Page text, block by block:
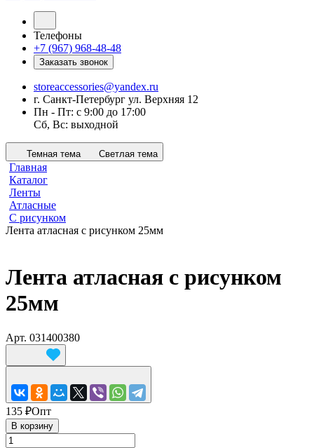
Телефоны
+7 (967) 968-48-48
Заказать звонок
storeaccessories@yandex.ru
г. Санкт-Петербург ул. Верхняя 12
Пн - Пт: с 9:00 до 17:00
Сб, Вс: выходной
Темная тема Светлая тема
Главная
Каталог
Ленты
Атласные
С рисунком
Лента атласная с рисунком 25мм
Лента атласная с рисунком
25мм
Арт. 031400380
135 ₽Опт
В корзину